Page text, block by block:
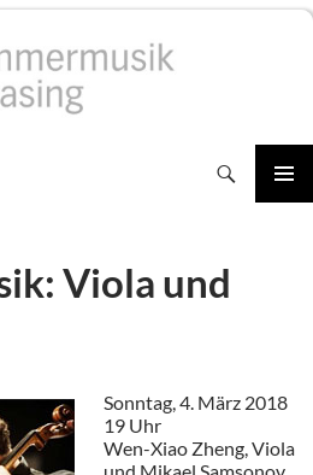
Viola und
Sonntag, 4. März 2018
19 Uhr
Wen-Xiao Zheng, Viola